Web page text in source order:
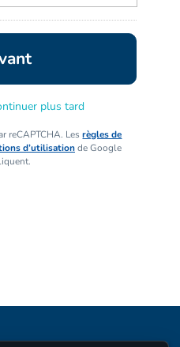
plus tard
reCAPTCHA. Lesrègles de
d’utilisationde Google